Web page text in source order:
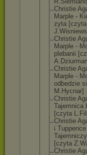
Christie
Marple -
zyta [czyta
Christie
Marple -
plebanii
Christie
Marple -
odbedzie
M.Hycnar]
Christie
Tajemnica
[czyta
Christie
i
[czyta
Christie